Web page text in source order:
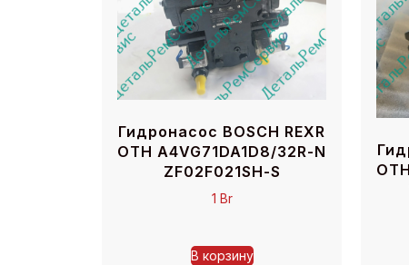
Гидронасос BOSCH REXR
OTH A4VG71DA1D8/32R-N
ZF02F021SH-S
1 Br
В корзину